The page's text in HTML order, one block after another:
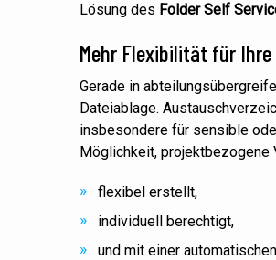
Lösung des FolderSelf
Mehr Flexibilität für Ihre
Gerade in
Dateiablage.
insbesondere für sensible
Möglichkeit, projektbezogene
flexibel erstellt,
individuell berechtigt,
und mit einer